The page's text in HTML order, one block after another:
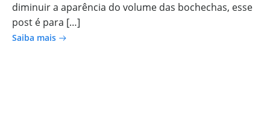
diminuir a aparência do volume das bochechas, esse
post é para […]
Saiba mais